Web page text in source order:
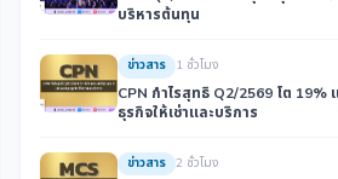
บริหารต้นทุน
ข่าวสาร 1 ชั่วโมง
CPN กำไรสุทธิ Q2/2569 โต
ธุรกิจให้เช่าและบริการ
ข่าวสาร 2 ชั่วโมง